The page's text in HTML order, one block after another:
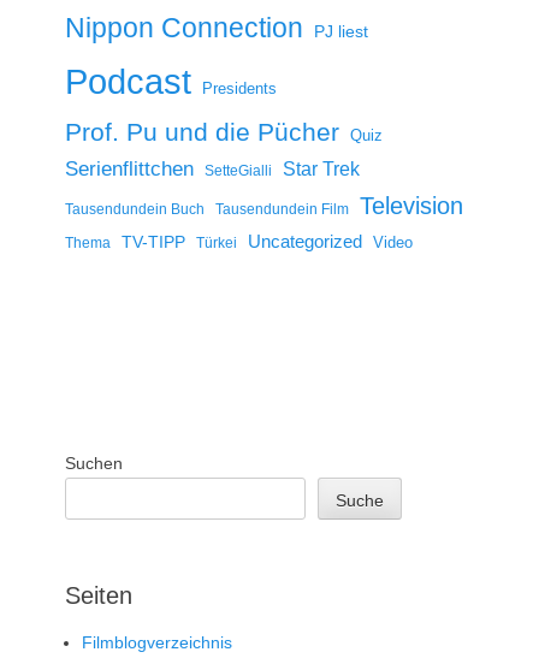
Nippon Connection PJ liest
Podcast Presidents
Prof. Pu und die Pücher Quiz
Serienflittchen SetteGialli Star Trek
Tausendundein Buch Tausendundein Film Television
Thema TV-TIPP Türkei Uncategorized Video
Suchen
Suche
Seiten
Filmblogverzeichnis